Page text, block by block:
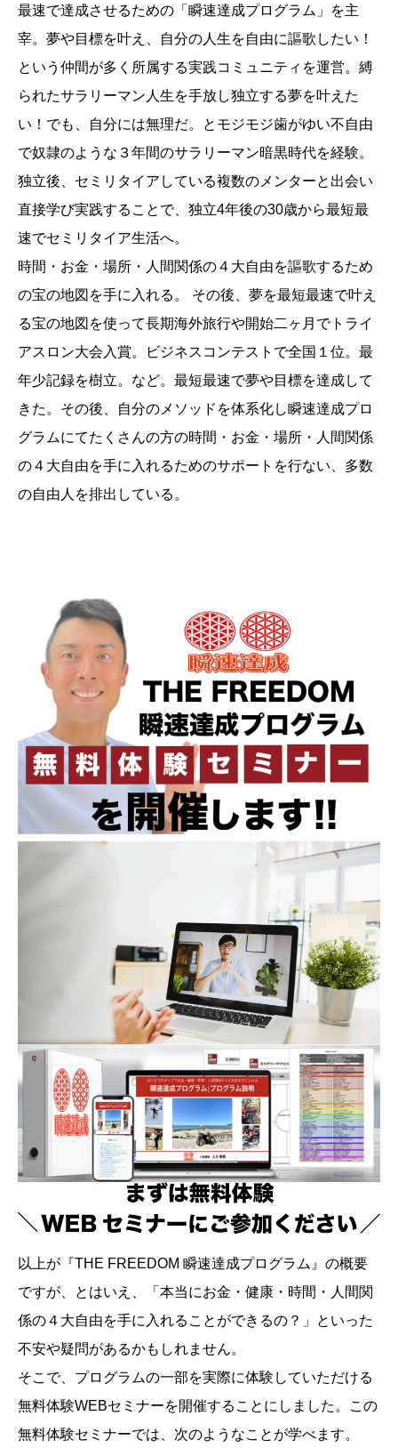
最速で達成させるための「瞬速達成プログラム」を主
宰。夢や目標を叶え、自分の人生を自由に謳歌したい！
という仲間が多く所属する実践コミュニティを運営。縛
られたサラリーマン人生を手放し独立する夢を叶えた
い！でも、自分には無理だ。とモジモジ歯がゆい不自由
で奴隷のような３年間のサラリーマン暗黒時代を経験。
独立後、セミリタイアしている複数のメンターと出会い
直接学び実践することで、独立4年後の30歳から最短最
速でセミリタイア生活へ。
時間・お金・場所・人間関係の４大自由を謳歌するため
の宝の地図を手に入れる。 その後、夢を最短最速で叶え
る宝の地図を使って長期海外旅行や開始二ヶ月でトライ
アスロン大会入賞。ビジネスコンテストで全国１位。最
年少記録を樹立。など。最短最速で夢や目標を達成して
きた。その後、自分のメソッドを体系化し瞬速達成プロ
グラムにてたくさんの方の時間・お金・場所・人間関係
の４大自由を手に入れるためのサポートを行ない、多数
の自由人を排出している。
以上が『THE FREEDOM 瞬速達成プログラム』の概要
ですが、とはいえ、「本当にお金・健康・時間・人間関
係の４大自由を手に入れることができるの？」といった
不安や疑問があるかもしれません。
そこで、プログラムの一部を実際に体験していただける
無料体験WEBセミナーを開催することにしました。この
無料体験セミナーでは、次のようなことが学べます。